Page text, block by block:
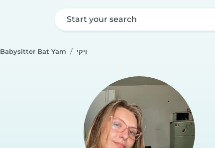
Start your search
Babysitter Bat Yam ויקי